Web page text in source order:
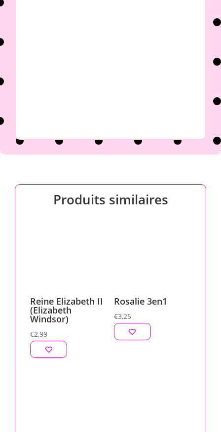
Produits similaires
Reine Elizabeth II
(Elizabeth
Windsor)
€2,99
Rosalie 3en1
€3,25